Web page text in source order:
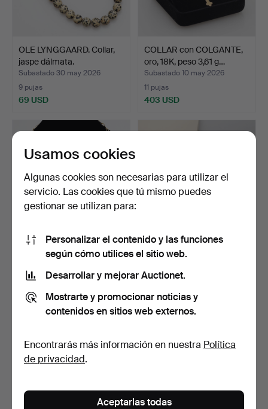
OLE LYNGGAARD. Collar,
jaspe dálmata.
Subastado 30 may 2026
9 pujas
69 USD
COLLAR con COLGANTE,
oro, 18K, peso 3,61 g…
Subastado 10 may 2026
11 pujas
403 USD
COLLAR, oro 18K, peso
20,33 gramos.
Subastado 10 may 2026
2.024 USD
COLLAR, oro, 18K, eslabón
Subastado 10 may 2026
3.246 USD
Usamos cookies
Algunas cookies son necesarias para utilizar el
servicio. Las cookies que tú mismo puedes
gestionar se utilizan para:
Personalizar el contenido y las funciones
según cómo utilices el sitio web.
Desarrollar y mejorar Auctionet.
Mostrarte y promocionar noticias y
contenidos en sitios web externos.
Encontrarás más información en nuestra Política
de privacidad.
Aceptarlas todas